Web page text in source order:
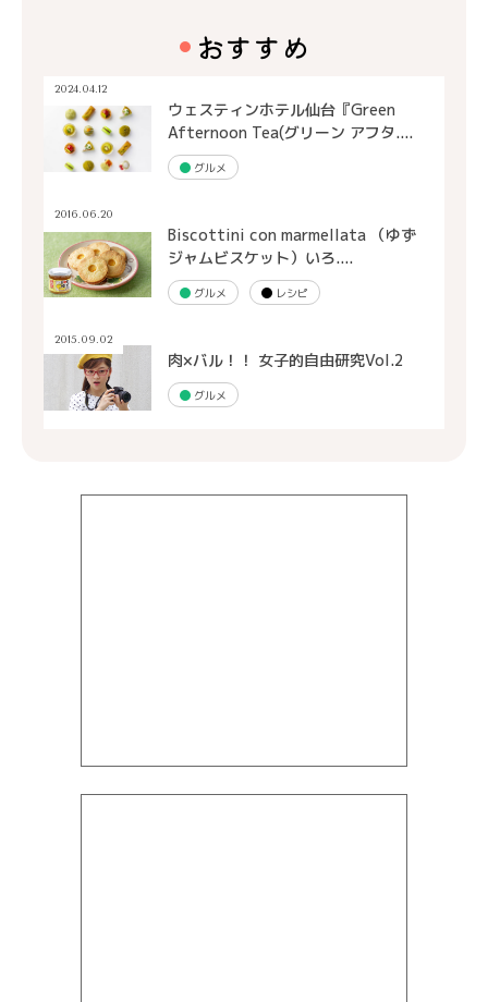
おすすめ
2024.04.12
ウェスティンホテル仙台『Green
Afternoon Tea(グリーン アフタ....
グルメ
2016.06.20
Biscottini con marmellata （ゆず
ジャムビスケット）いろ....
グルメ レシピ
2015.09.02
肉×バル！！ 女子的自由研究Vol.2
グルメ